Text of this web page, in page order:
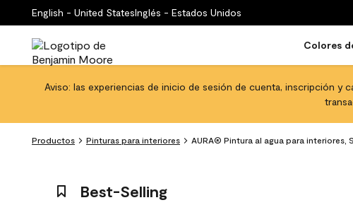
English - United StatesInglés - Estados Unidos
Colores
Aviso: las experiencias de inicio de sesión de cuenta, inscripción y
Productos Pinturas para interiores AURA® Pintura al agua para interiores,
Best-Selling